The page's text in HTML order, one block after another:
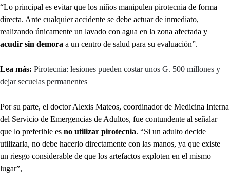
“Lo principal es evitar que los niños manipulen pirotecnia de forma
directa. Ante cualquier accidente se debe actuar de inmediato,
realizando únicamente un lavado con agua en la zona afectada y
acudir sin demora a un centro de salud para su evaluación”.
Lea más: Pirotecnia: lesiones pueden costar unos G. 500 millones y
dejar secuelas permanentes
Por su parte, el doctor Alexis Mateos, coordinador de Medicina Interna
del Servicio de Emergencias de Adultos, fue contundente al señalar
que lo preferible es no utilizar pirotecnia. “Si un adulto decide
utilizarla, no debe hacerlo directamente con las manos, ya que existe
un riesgo considerable de que los artefactos exploten en el mismo
lugar”,